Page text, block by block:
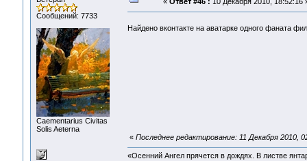
Сообщений: 7733
Сaementarius Civitas
Solis Aeterna
Найдено вконтакте на аватарке одного фаната
« Последнее редактирование: 11 Декабря 2010,
«Осенний Ангел прячется в дождях. В листве